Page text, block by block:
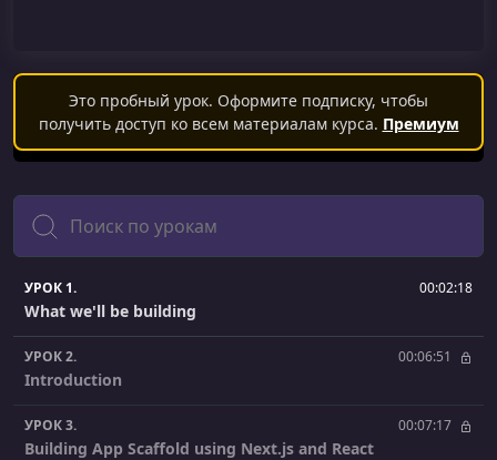
Это пробный урок. Оформите подписку, чтобы
получить доступ ко всем материалам курса. Премиум
Поиск
УРОК 1. 00:02:18
What we'll be building
УРОК 2. 00:06:51
Introduction
УРОК 3. 00:07:17
Building App Scaffold using Next.js and React